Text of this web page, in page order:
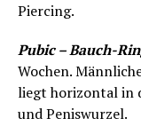
Piercing.
Pubic – Bauch-
Wochen.
liegt horizontal in
und Peniswurzel.